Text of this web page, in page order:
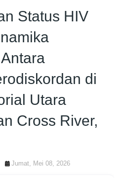
Status HIV
di
Utara
Cross River,
Jumat, Mei 08, 2026